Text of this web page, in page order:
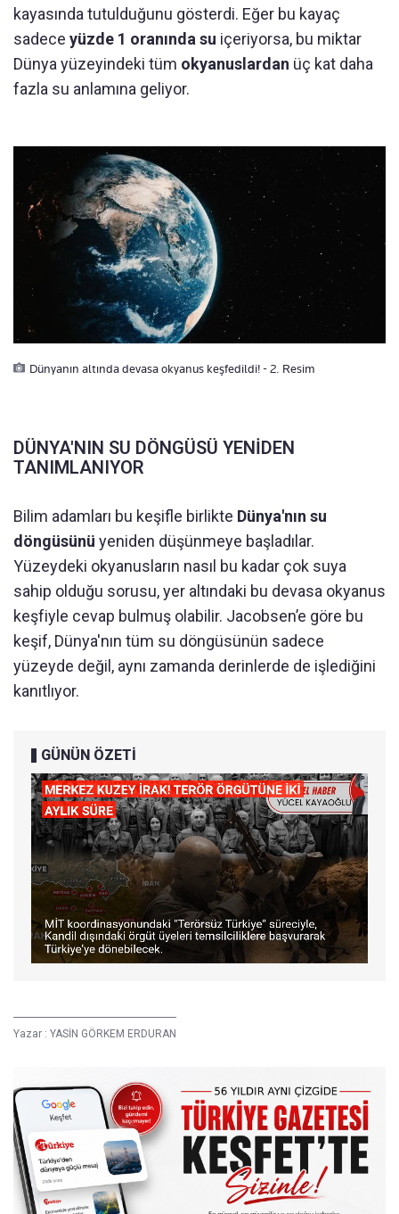
kayasında tutulduğunu gösterdi. Eğer bu kayaç
sadece yüzde 1 oranında su içeriyorsa, bu miktar
Dünya yüzeyindeki tüm okyanuslardan üç kat daha
fazla su anlamına geliyor.
Dünyanın altında devasa okyanus keşfedildi! - 2. Resim
DÜNYA'NIN SU DÖNGÜSÜ YENİDEN
TANIMLANIYOR
Bilim adamları bu keşifle birlikte Dünya'nın su
döngüsünü yeniden düşünmeye başladılar.
Yüzeydeki okyanusların nasıl bu kadar çok suya
sahip olduğu sorusu, yer altındaki bu devasa okyanus
keşfiyle cevap bulmuş olabilir. Jacobsen’e göre bu
keşif, Dünya'nın tüm su döngüsünün sadece
yüzeyde değil, aynı zamanda derinlerde de işlediğini
kanıtlıyor.
GÜNÜN ÖZETİ
Yazar : YASİN GÖRKEM ERDURAN